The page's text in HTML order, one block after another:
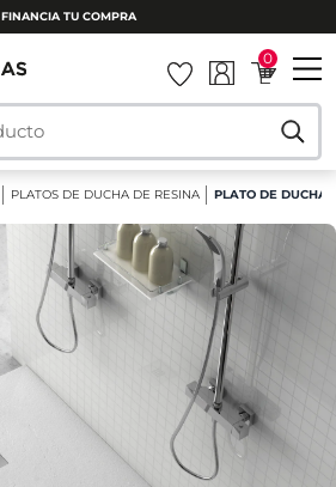
FINANCIA TU COMPRA
0
PLATOS DE DUCHA DE RESINA PLATO DE DUCHA